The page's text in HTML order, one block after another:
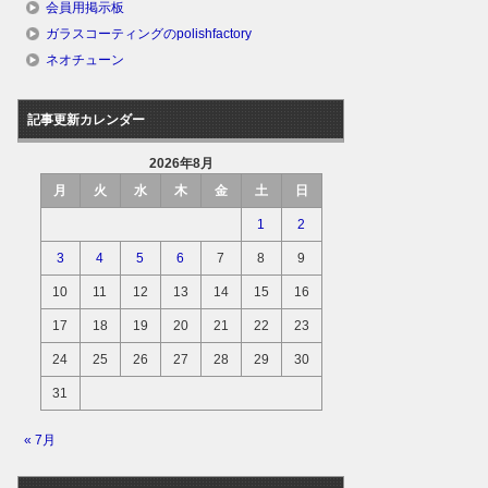
会員用掲示板
ガラスコーティングのpolishfactory
ネオチューン
記事更新カレンダー
2026年8月
月
火 水 木 金 土 日
1 2
3 4 5 6 7 8 9
10 11 12 13 14 15 16
17 18 19 20 21 22 23
24 25 26 27 28 29 30
31
« 7月